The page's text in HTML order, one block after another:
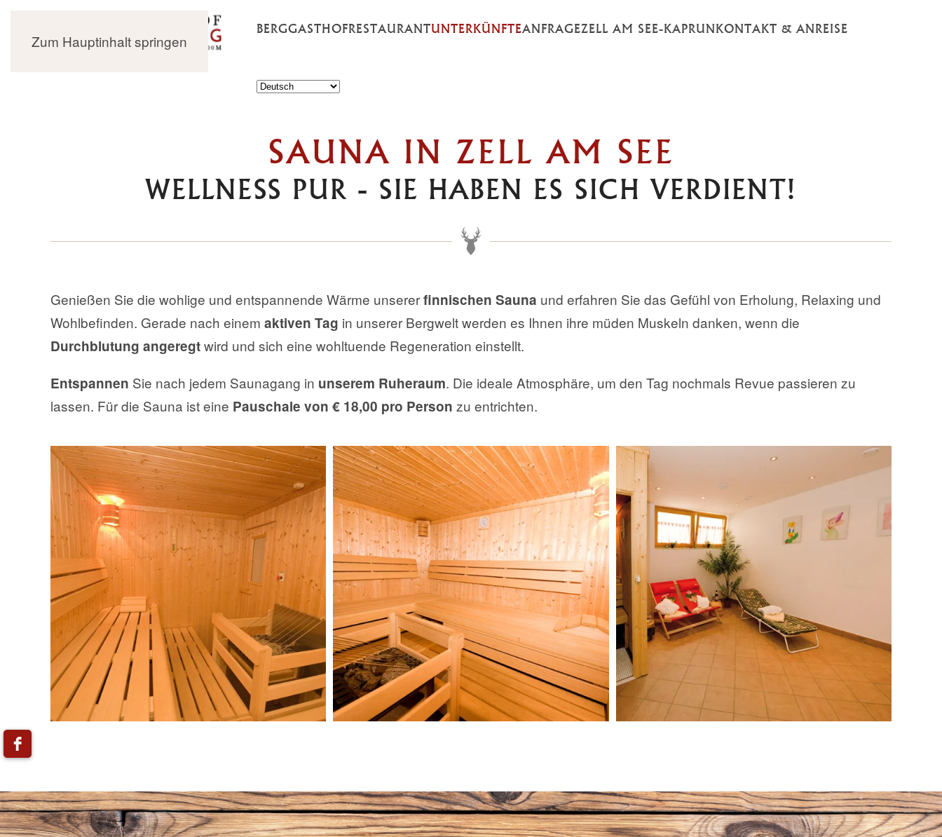
Zum Hauptinhalt springen
BERGGASTHOFRESTAURANTUNTERKÜNFTEANFRAGEZELL AM SEE-KAPRUNKONTAKT & ANREISE
SAUNA IN ZELL AM SEE
WELLNESS PUR - SIE HABEN ES SICH VERDIENT!
Genießen Sie die wohlige und entspannende Wärme unsererfinnischen Sauna und erfahren Sie das Gefühl von Erholung, Relaxing und
Wohlbefinden. Gerade nach einem aktiven Tag in unserer Bergwelt werden es Ihnen ihre müden Muskeln danken, wenn die
Durchblutung angeregtwird und sich eine wohltuende Regeneration einstellt.
Entspannen Sie nach jedem Saunagang in unserem Ruheraum. Die ideale Atmosphäre, um den Tag nochmals Revue passieren zu
lassen. Für die Sauna ist eine Pauschale von € 18,00 pro Person zu entrichten.